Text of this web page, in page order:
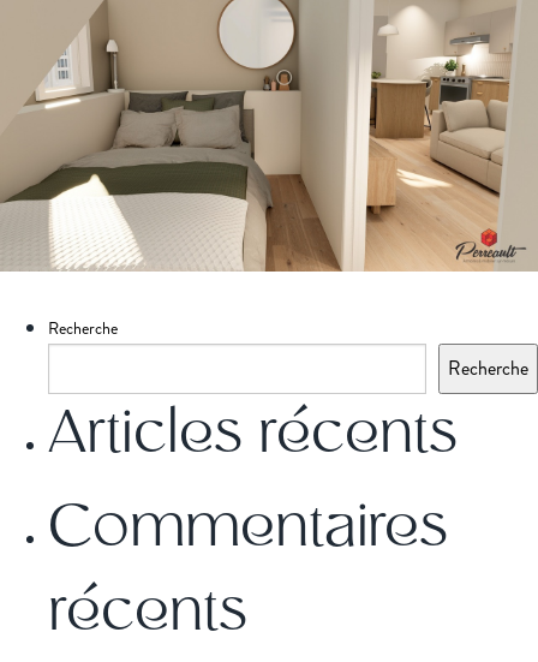
Recherche
Recherche
Articles récents
Commentaires
récents